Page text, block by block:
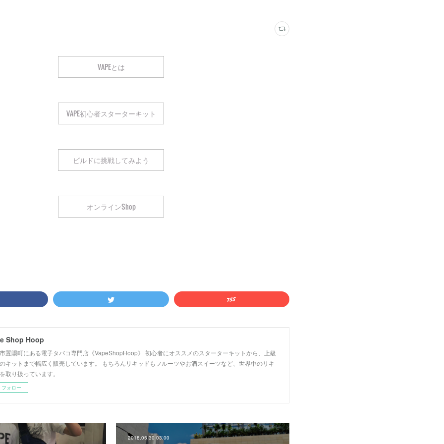
VAPEとは
VAPE初心者スターターキット
ビルドに挑戦してみよう
オンラインShop
Shop Hoop
置賜町にある電子タバコ専門店《VapeShopHoop》 初心者にオススメのスターターキットから、上級
キットまで幅広く販売しています。 もちろんリキッドもフルーツやお酒スイーツなど、世界中のリキ
取り扱っています。
フォロー
2018.05.30 03:00